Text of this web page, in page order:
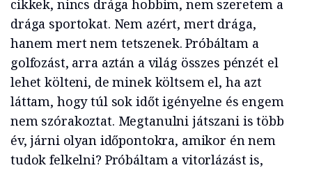
cikkek, nincs drága hobbim, nem szeretem a
drága sportokat. Nem azért, mert drága,
hanem mert nem tetszenek. Próbáltam a
golfozást, arra aztán a világ összes pénzét el
lehet költeni, de minek költsem el, ha azt
láttam, hogy túl sok időt igényelne és engem
nem szórakoztat. Megtanulni játszani is több
év, járni olyan időpontokra, amikor én nem
tudok felkelni? Próbáltam a vitorlázást is,